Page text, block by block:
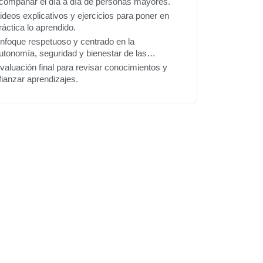
explicativos y ejercicios para poner en
lo aprendido.
respetuoso y centrado en la
seguridad y bienestar de las
mayores.
final para revisar conocimientos y
aprendizajes.